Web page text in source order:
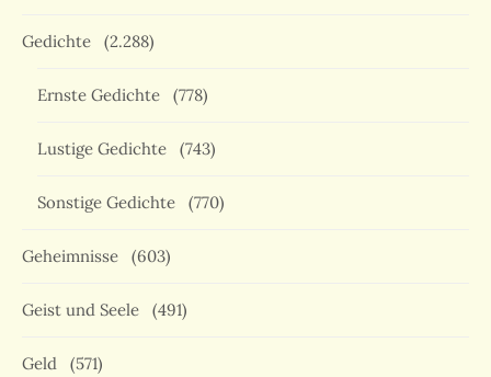
Gedichte (2.288)
Ernste Gedichte (778)
Lustige Gedichte (743)
Sonstige Gedichte (770)
Geheimnisse (603)
Geist und Seele (491)
Geld (571)